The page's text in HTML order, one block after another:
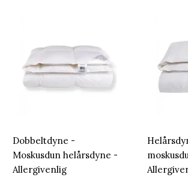
Dobbeltdyne -
Moskusdun helårsdyne -
Allergivenlig